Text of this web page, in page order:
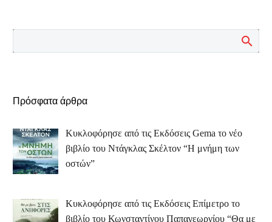
Πρόσφατα άρθρα
Κυκλοφόρησε από τις Εκδόσεις Gema το νέο
βιβλίο του Ντάγκλας Σκέλτον “Η μνήμη των
οστών”
Κυκλοφόρησε από τις Εκδόσεις Επίμετρο το
βιβλίο του Κωνσταντίνου Παπαγεωργίου “Θα με